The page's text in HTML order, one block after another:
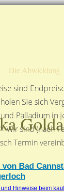
Die Abwicklung
sind
Sie sich
Palladium in
sind (nach
Termin
von Bad
Hinweise beim